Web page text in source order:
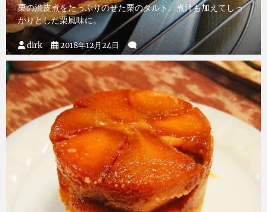
栗の渋皮煮をたっぷりのせた栗のタルト。煮汁も加えてしっ
かりとした栗風味に。
dirk 2018年12月24日